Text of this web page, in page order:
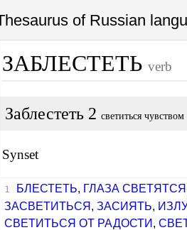
of Russian
ЗАБЛЕСТЕТЬ verb
Заблестеть 2 светиться чувством
Synset
БЛЕСТЕТЬ, ГЛАЗА СВЕТЯТСЯ
ЗАСВЕТИТЬСЯ ,ЗАСИЯТЬ,
СВЕТИТЬСЯ ОТ РАДОСТИ ,